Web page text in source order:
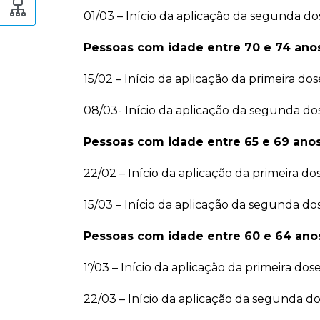
01/03 – Início da aplicação da segunda
Pessoas com idade entre 70 e 74
15/02 – Início da aplicação da primeira
08/03- Início da aplicação da segunda
Pessoas com idade entre 65 e 69
22/02 – Início da aplicação da primeira
15/03 – Início da aplicação da segunda
Pessoas com idade entre 60 e 64
1º/03 – Início da aplicação da primeira dose
22/03 – Início da aplicação da segunda